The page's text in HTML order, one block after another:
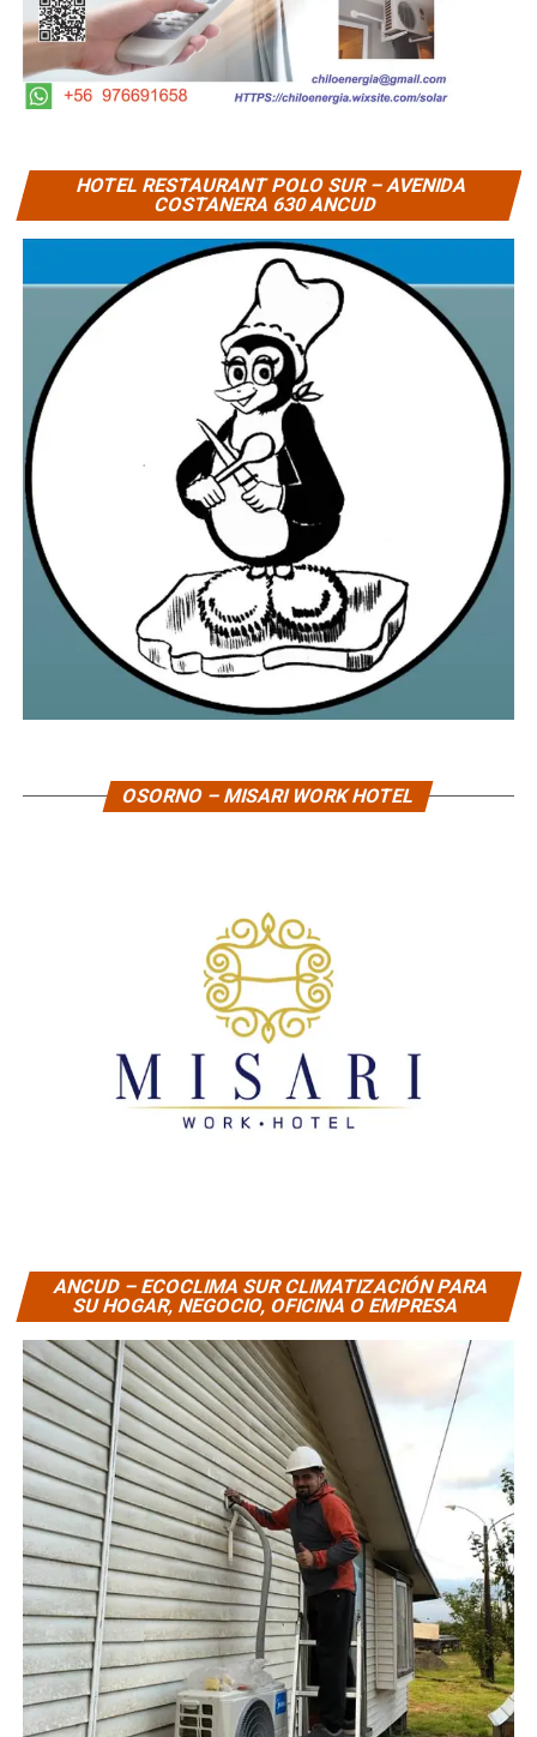
HOTEL RESTAURANT POLO SUR – AVENIDA
COSTANERA 630 ANCUD
OSORNO – MISARI WORK HOTEL
ANCUD – ECOCLIMA SUR CLIMATIZACIÓN PARA
SU HOGAR, NEGOCIO, OFICINA O EMPRESA